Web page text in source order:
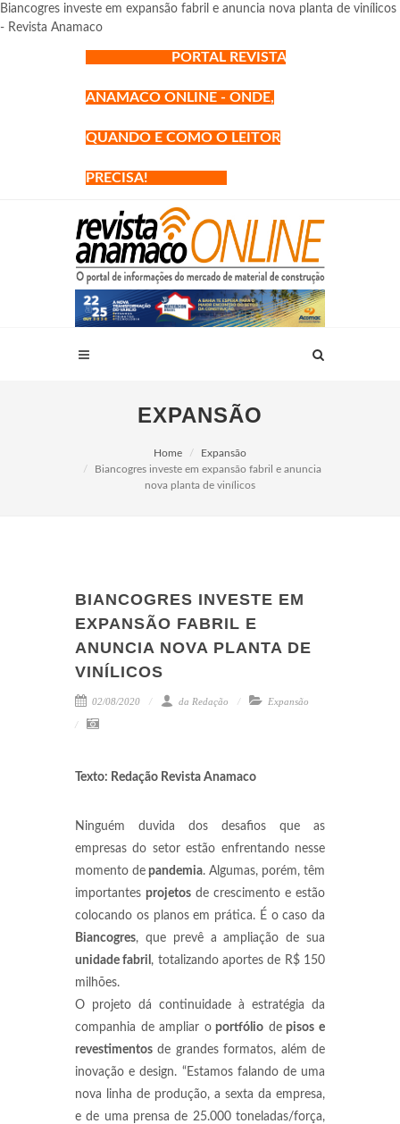
Biancogres investe em expansão fabril e anuncia nova planta de vinílicos
- Revista Anamaco
PORTAL REVISTA
ANAMACO ONLINE - ONDE,
QUANDO E COMO O LEITOR
PRECISA!
EXPANSÃO
Home
Expansão
Biancogres investe em expansão fabril e anuncia
nova planta de vinílicos
BIANCOGRES INVESTE EM
EXPANSÃO FABRIL E
ANUNCIA NOVA PLANTA DE
VINÍLICOS
02/08/2020 da Redação Expansão
Texto: Redação Revista Anamaco
Ninguém duvida dos desafios que as
empresas do setor estão enfrentando nesse
momento de pandemia. Algumas, porém, têm
importantes projetos de crescimento e estão
colocando os planos em prática. É o caso da
Biancogres, que prevê a ampliação de sua
unidade fabril , totalizando aportes de R$ 150
milhões.
O projeto dá continuidade à estratégia da
companhia de ampliar oportfólio depisos e
revestimentos de grandes formatos, além de
inovação e design. “Estamos falando de uma
nova linha de produção, a sexta da empresa,
e de uma prensa de 25.000 toneladas/força,